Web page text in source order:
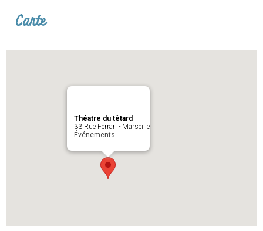
Carte
Théatre du têtard
33 Rue Ferrari - Marseille
Événements